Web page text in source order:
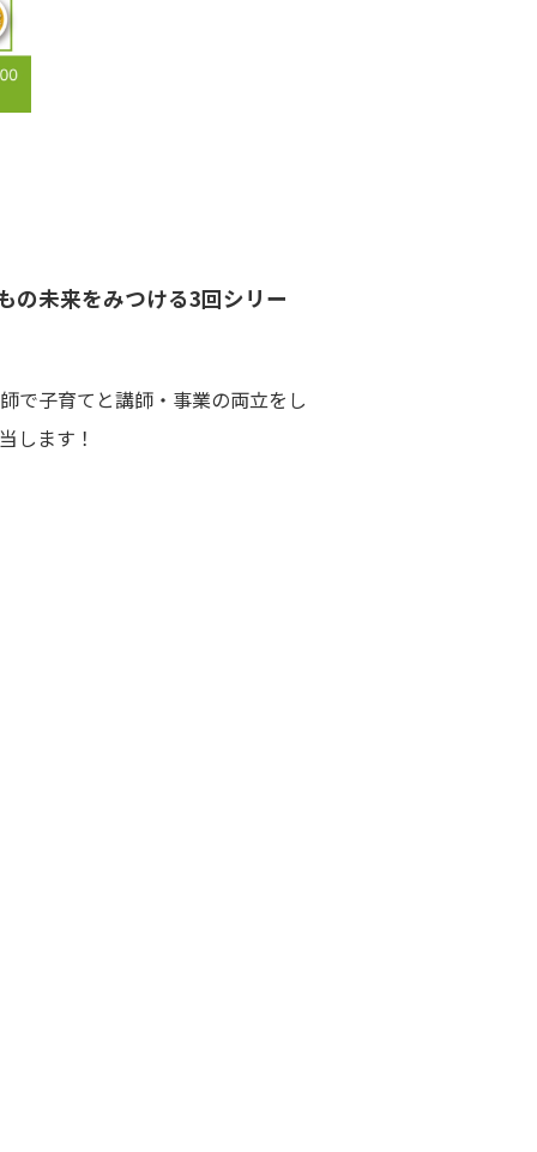
の未来をみつける3回シリー
で子育てと講師・事業の両立をし
します！